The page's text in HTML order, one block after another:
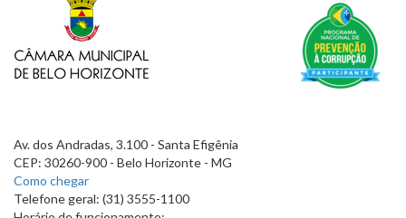
Av. dos Andradas, 3.100 - Santa Efigênia
CEP: 30260-900 - Belo Horizonte - MG
Como chegar
Telefone geral: (31) 3555-1100